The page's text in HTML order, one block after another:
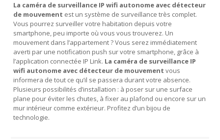
La caméra de surveillance IP wifi autonome avec détecteur
de mouvement est un système de surveillance très complet.
Vous pourrez surveiller votre habitation depuis votre
smartphone, peu importe où vous vous trouverez. Un
mouvement dans l’appartement ? Vous serez immédiatement
averti par une notification push sur votre smartphone, grâce à
l’application connectée IP Link. La caméra de surveillance IP
wifi autonome avec détecteur de mouvement vous
informera de tout ce qu’il se passera durant votre absence.
Plusieurs possibilités d’installation : à poser sur une surface
plane pour éviter les chutes, à fixer au plafond ou encore sur un
mur intérieur comme extérieur. Profitez d’un bijou de
technologie.